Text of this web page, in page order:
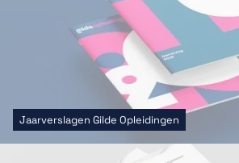
Jaarverslagen Gilde Opleidingen